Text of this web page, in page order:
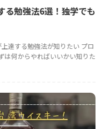
る勉強法6選！独学でも
達する勉強法が知りたい プロ
は何からやればいいかい知りた